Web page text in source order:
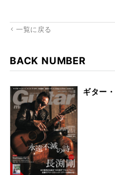
一覧に戻る
BACK NUMBER
ギター